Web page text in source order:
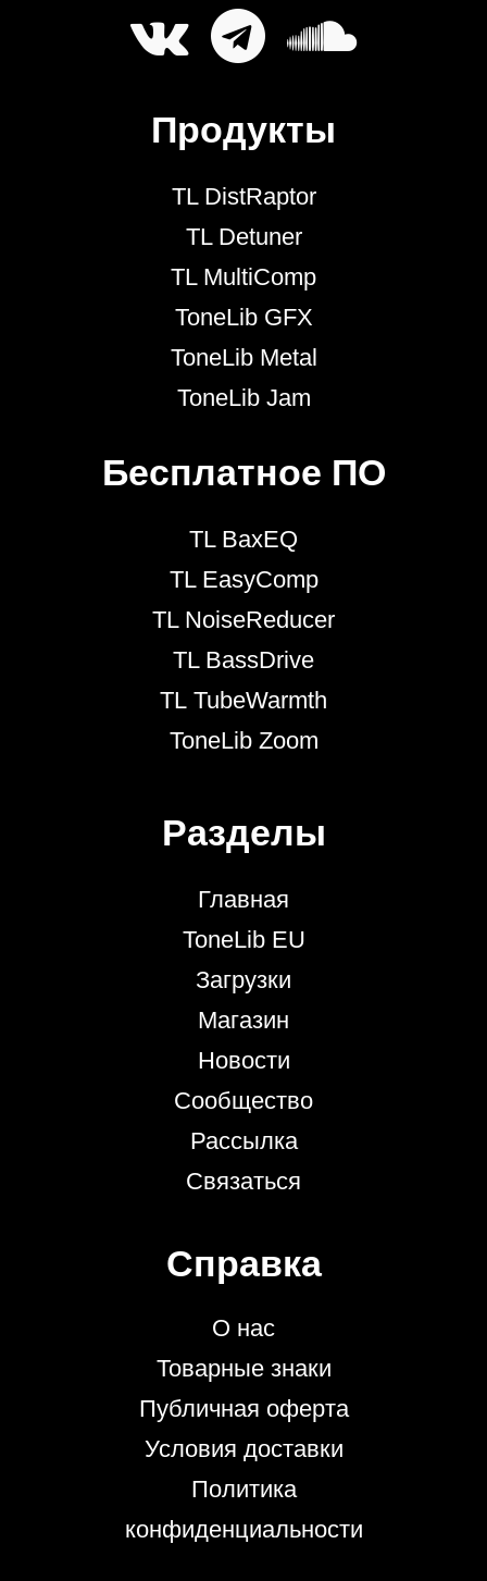
Продукты
TL DistRaptor
TL Detuner
TL MultiComp
ToneLib GFX
ToneLib Metal
ToneLib Jam
Бесплатное ПО
TL BaxEQ
TL EasyComp
TL NoiseReducer
TL BassDrive
TL TubeWarmth
ToneLib Zoom
Разделы
Главная
ToneLib EU
Загрузки
Магазин
Новости
Сообщество
Рассылка
Связаться
Справка
О нас
Товарные знаки
Публичная оферта
Условия доставки
Политика
конфиденциальности